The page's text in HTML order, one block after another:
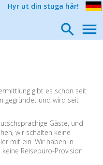
Hyr ut din stuga här!
gibt es schon seit
gegründet und wird seit
Gäste, und
wir schalten keine
mit ein. Wir haben in
Reisebüro-Provision